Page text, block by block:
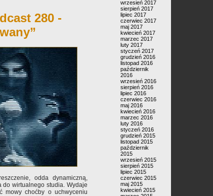
280 -
odda dynamiczną,
do wirtualnego studia. Wydaje
mowy choćby o uchwyceniu
wrzesień 2017
sierpień 2017
lipiec 2017
czerwiec 2017
maj 2017
kwiecień 2017
marzec 2017
luty 2017
styczeń 2017
grudzień 2016
listopad 2016
październik
2016
wrzesień 2016
sierpień 2016
lipiec 2016
czerwiec 2016
maj 2016
kwiecień 2016
marzec 2016
luty 2016
styczeń 2016
grudzień 2015
listopad 2015
październik
2015
wrzesień 2015
sierpień 2015
lipiec 2015
czerwiec 2015
maj 2015
kwiecień 2015